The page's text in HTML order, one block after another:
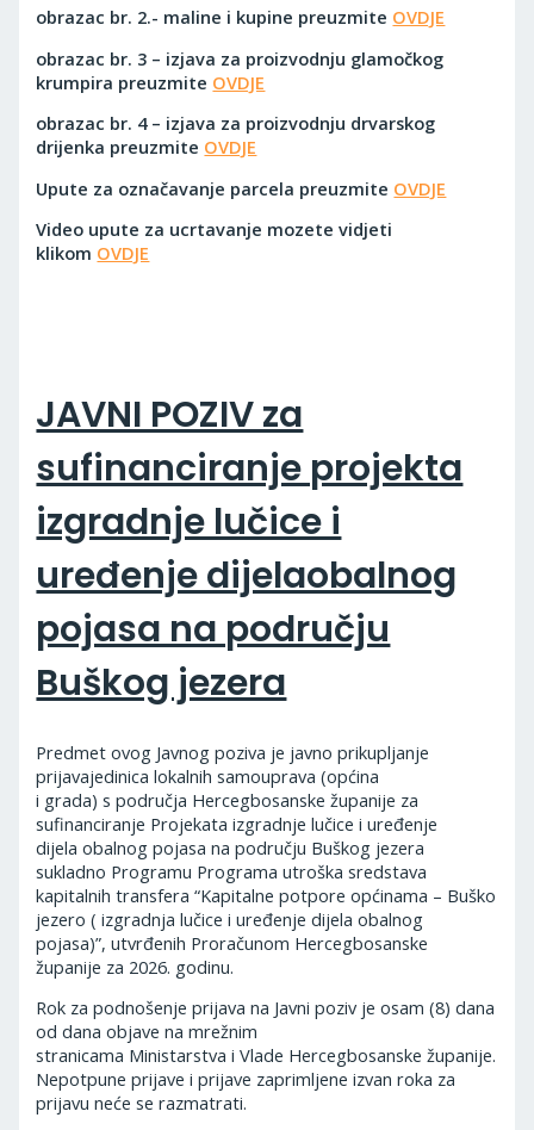
obrazac br. 2.- maline i kupine preuzmite OVDJE
obrazac br. 3 – izjava za proizvodnju glamočkog
krumpira preuzmite OVDJE
obrazac br. 4 – izjava za proizvodnju drvarskog
drijenka preuzmite OVDJE
Upute za označavanje parcela preuzmite OVDJE
Video upute za ucrtavanje mozete vidjeti
klikom OVDJE
JAVNI POZIV za
sufinanciranje projekta
izgradnje lučice i
uređenje dijelaobalnog
pojasa na području
Buškog jezera
Predmet ovog Javnog poziva je javno prikupljanje
prijavajedinica lokalnih samouprava (općina
i grada) s područja Hercegbosanske županije za
sufinanciranje Projekata izgradnje lučice i uređenje
dijela obalnog pojasa na području Buškog jezera
sukladno Programu Programa utroška sredstava
kapitalnih transfera “Kapitalne potpore općinama – Buško
jezero ( izgradnja lučice i uređenje dijela obalnog
pojasa)”, utvrđenih Proračunom Hercegbosanske
županije za 2026. godinu.
Rok za podnošenje prijava na Javni poziv je osam (8) dana
od dana objave na mrežnim
stranicama Ministarstva i Vlade Hercegbosanske županije.
Nepotpune prijave i prijave zaprimljene izvan roka za
prijavu neće se razmatrati.